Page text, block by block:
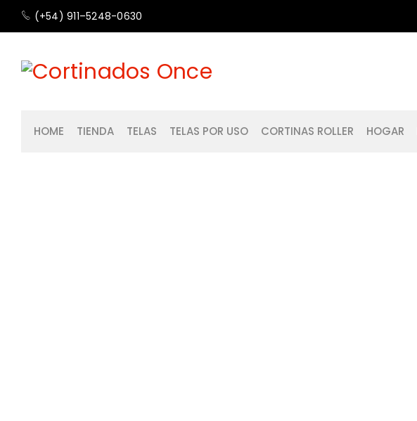
(+54) 911–5248-0630
HOME TIENDA TELAS TELAS POR USO CORTINAS ROLLER HOGAR